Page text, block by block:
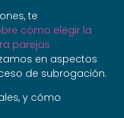
te
cómo elegir la
parejas
en aspectos
de subrogación.
y cómo